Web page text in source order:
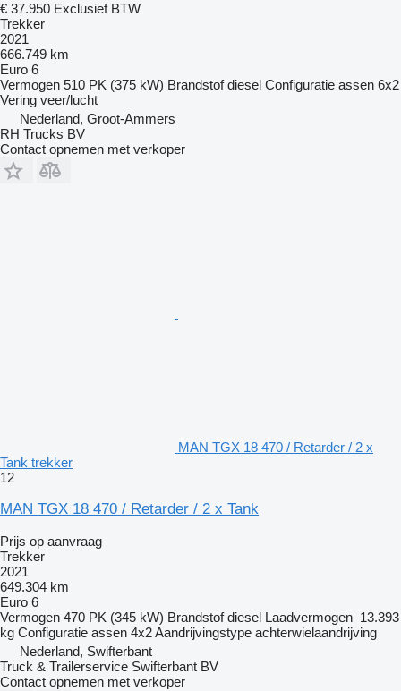
€ 37.950 Exclusief BTW
Trekker
2021
666.749 km
Euro 6
Vermogen 510 PK (375 kW) Brandstof diesel Configuratie assen 6x2
Vering veer/lucht
Nederland, Groot-Ammers
RH Trucks BV
Contact opnemen met verkoper
MAN TGX 18 470 / Retarder / 2 x
Tank trekker
12
MAN TGX 18 470 / Retarder / 2 x Tank
Prijs op aanvraag
Trekker
2021
649.304 km
Euro 6
Vermogen 470 PK (345 kW) Brandstof diesel Laadvermogen 13.393
kg Configuratie assen 4x2Aandrijvingstype achterwielaandrijving
Nederland, Swifterbant
Truck & Trailerservice Swifterbant BV
Contact opnemen met verkoper